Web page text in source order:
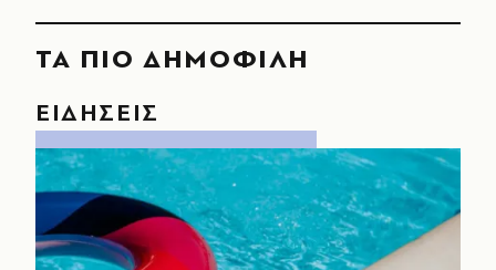
ΤΑ ΠΙΟ ΔΗΜΟΦΙΛΗ
ΕΙΔΗΣΕΙΣ